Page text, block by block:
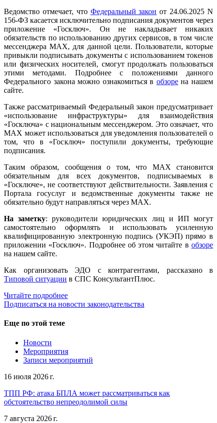
Ведомство отмечает, что Федеральный закон от 24.06.2025 N
156-ФЗ касается исключительно подписания документов через
приложение «Госключ». Он не накладывает никаких
обязательств по использованию других сервисов, в том числе
мессенджера MAX, для данной цели. Пользователи, которые
привыкли подписывать документы с использованием токенов
или физических носителей, смогут продолжать пользоваться
этими методами. Подробнее с положениями данного
Федерального закона можно ознакомиться в обзорена нашем
сайте.
Также рассматриваемый Федеральный закон предусматривает
«использование инфраструктуры» для взаимодействия
«Госключа» с национальным мессенджером. Это означает, что
MAX может использоваться для уведомления пользователей о
том, что в «Госключ» поступили документы, требующие
подписания.
Таким образом, сообщения о том, что MAX становится
обязательным для всех документов, подписываемых в
«Госключе», не соответствуют действительности. Заявления с
Портала госуслуг и ведомственные документы также не
обязательно будут направляться через MAX.
На заметку: руководители юридических лиц и ИП могут
самостоятельно оформлять и использовать усиленную
квалифицированную электронную подпись (УКЭП) прямо в
приложении «Госключ». Подробнее об этом читайте в обзоре
на нашем сайте.
Как организовать ЭДО с контрагентами, рассказано в
Типовой ситуации в СПС КонсультантПлюс.
Читайте подробнее
Подписаться на новости законодательства
Еще по этой теме
Новости
Мероприятия
Записи мероприятий
16 июля 2026 г.
ТПП РФ: атака БПЛА может рассматриваться как
обстоятельство непреодолимой силы
7 августа 2026 г.